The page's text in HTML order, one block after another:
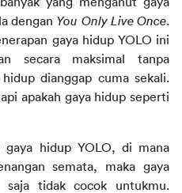
dengan You Only Live Once.
gaya hidup YOLO ini
secara maksimal tanpa
dianggap cuma sekali.
apakah gaya hidup seperti
gaya hidup YOLO, di mana
semata, maka gaya
tidak cocok untukmu.